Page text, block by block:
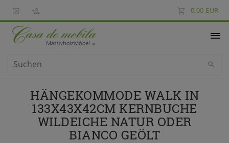
0,00 EUR
HÄNGEKOMMODE WALK IN
133X43X42CM KERNBUCHE
WILDEICHE NATUR ODER
BIANCO GEÖLT